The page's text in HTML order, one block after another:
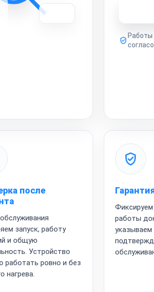
Работы
после
запуск, работу
и общую
Устройство
работать ровно и без
нагрева.
работы
указываем